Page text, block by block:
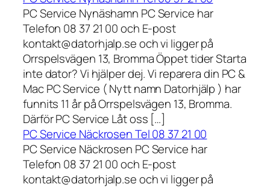
PC Service Nynäshamn PC Service har
Telefon 08 37 21 00 och E-post
kontakt@datorhjalp.se och vi ligger på
Orrspelsvägen 13, Bromma Öppet tider Starta
inte dator? Vi hjälper dej. Vi reparera din PC &
Mac PC Service ( Nytt namn Datorhjälp ) har
funnits 11 år på Orrspelsvägen 13, Bromma.
Därför PC Service Låt oss […]
PC Service Näckrosen Tel 08 37 21 00
PC Service Näckrosen PC Service har
Telefon 08 37 21 00 och E-post
kontakt@datorhjalp.se och vi ligger på